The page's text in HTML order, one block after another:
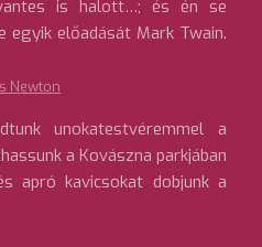
is halott…; és én se
egyik előadását Mark Twain.
Newton
unokatestvéremmel a
a Kovászna parkjában
apró kavicsokat dobjunk a